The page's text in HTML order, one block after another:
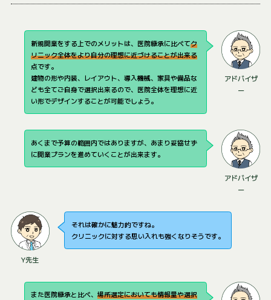
アドバイザ
ー
新規開業をする上でのメリットは、医院継承に比べてク
リニック全体をより自分の理想に近づけることが出来る
点です。
建物の形や内装、レイアウト、導入機械、家具や備品な
ども全てご自身で選択出来るので、医院全体を理想に近
い形でデザインすることが可能でしょう。
アドバイザ
ー
あくまで予算の範囲内ではありますが、あまり妥協せず
に開業プランを進めていくことが出来ます。
Y先生
それは確かに魅力的ですね。
クリニックに対する思い入れも強くなりそうです。
また医院継承と比べ、場所選定においても情報量や選択